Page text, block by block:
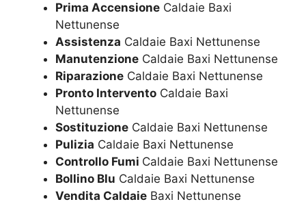
Prima Accensione Caldaie Baxi
Nettunense
Assistenza Caldaie Baxi Nettunense
Manutenzione Caldaie Baxi Nettunense
Riparazione Caldaie Baxi Nettunense
Pronto Intervento Caldaie Baxi
Nettunense
Sostituzione Caldaie Baxi Nettunense
Pulizia Caldaie Baxi Nettunense
Controllo Fumi Caldaie Baxi Nettunense
Bollino Blu Caldaie Baxi Nettunense
Vendita Caldaie Baxi Nettunense